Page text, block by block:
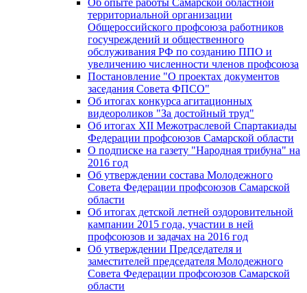
территориальной организации
Общероссийского профсоюза работников
госучреждений и общественного
обслуживания РФ по созданию ППО и
увеличению численности членов профсоюза
Постановление "О проектах документов
заседания Совета ФПСО"
Об итогах конкурса агитационных
видеороликов "За достойный труд"
Об итогах XII Межотраслевой Спартакиады
Федерации профсоюзов Самарской области
О подписке на газету "Народная трибуна" на
2016 год
Об утверждении состава Молодежного
Совета Федерации профсоюзов Самарской
области
Об итогах детской летней оздоровительной
кампании 2015 года, участии в ней
профсоюзов и задачах на 2016 год
Об утверждении Председателя и
заместителей председателя Молодежного
Совета Федерации профсоюзов Самарской
области